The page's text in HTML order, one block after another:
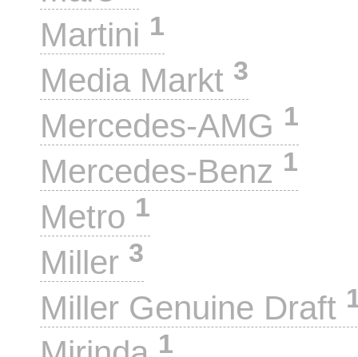
Martini 1
Media Markt 3
Mercedes-AMG 1
Mercedes-Benz 1
Metro 1
Miller 3
Miller Genuine Draft
1